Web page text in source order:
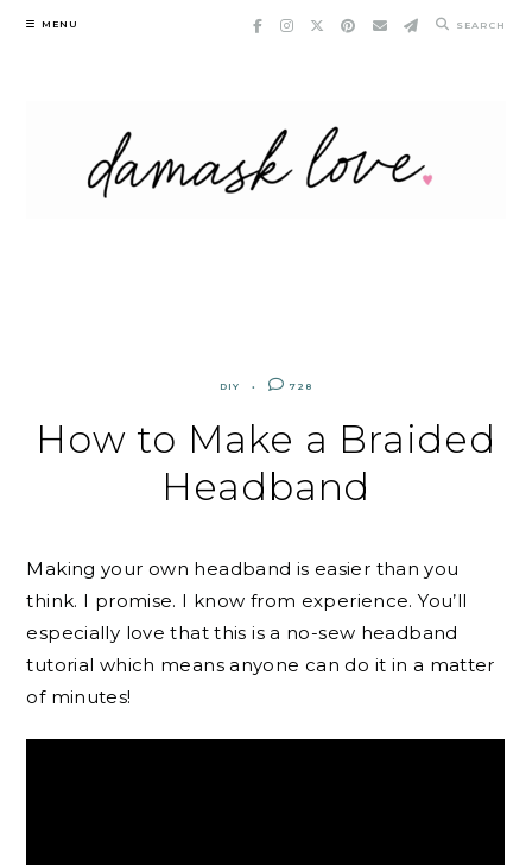
Skip
MENU SEARCH
DIY 728
How to Make a Braided
Headband
Making your own headband is easier than you
think. I promise. I know from experience. You’ll
especially love that this is a no-sew headband
tutorial which means anyone can do it in a matter
of minutes!